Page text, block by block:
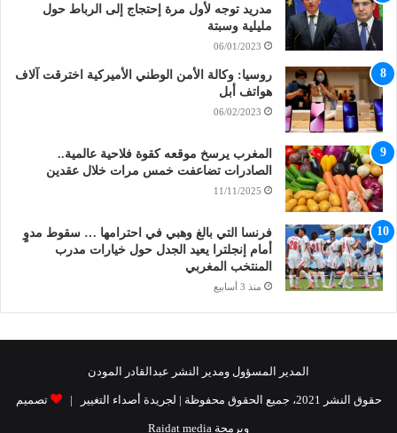
مدريد توجه لأول مرة إحتجاج إلى الرباط حول
مليلية وسبتة
06/01/2023
روسيا: وكالة الأمن الوطني الأميركية اخترقت آلاف
هواتف أبل
06/02/2023
المغرب يرسخ موقعه كقوة فلاحية عالمية..
الصادرات تضاعفت خمس مرات خلال عقدين
11/11/2025
فرنسا التي بالغ وهبي في احترامها … سقوط مدوٍ
أمام إنجلترا يعيد الجدل حول خيارات مدرب
المنتخب المغربي
منذ 3 أسابيع
المدير المسؤول ومدير النشر عبدالقادر المودن
حقوق النشر 2021، جميع الحقوق محفوظة | لجريدة أصداء التغيير | تصميم
وبرمجة Raidat media